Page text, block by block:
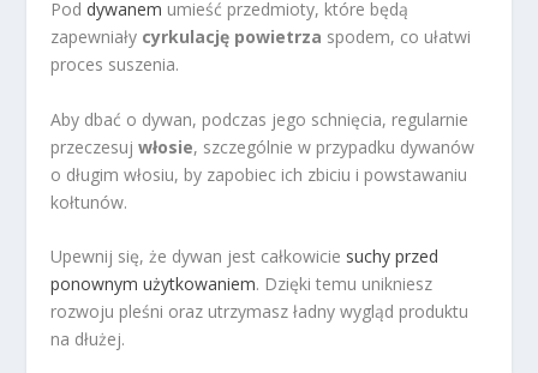
Pod dywanem umieść przedmioty, które będą
zapewniały cyrkulację powietrza spodem, co ułatwi
proces suszenia.
Aby dbać o dywan, podczas jego schnięcia, regularnie
przeczesujwłosie, szczególnie w przypadku dywanów
o długim włosiu, by zapobiec ich zbiciu i powstawaniu
kołtunów.
Upewnij się, że dywan jest całkowicie suchy przed
ponownym użytkowaniem. Dzięki temu unikniesz
rozwoju pleśni oraz utrzymasz ładny wygląd produktu
na dłużej.